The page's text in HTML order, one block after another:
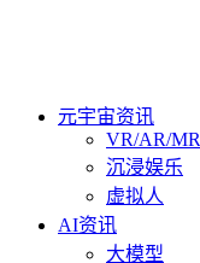
元宇宙资讯
VR/AR/MR
沉浸娱乐
虚拟人
AI资讯
大模型